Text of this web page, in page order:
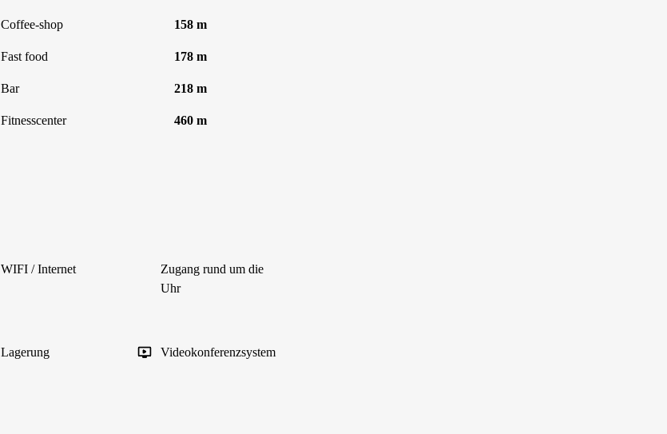
Coffee-shop 158 m
Fast food 178 m
Bar 218 m
Fitnesscenter 460 m
WIFI / Internet
Zugang rund um die
Uhr
Lagerung Videokonferenzsystem